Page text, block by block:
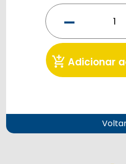
-
add_shopping_cart Adicionar